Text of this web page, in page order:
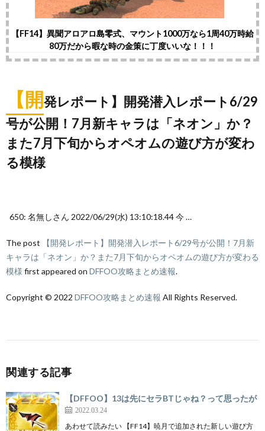
【FF14】異聞アロアロ島零式、マウント1000万なら1周40万時給
80万だから暇な時の金策に丁度いいな！！！
【開発レポート】開発潜入レポート6/29
号が公開！7月新キャラは「ネオン」か？
また7月下旬からオペオムの遊び方が変わ
る模様
650: 名無しさん 2022/06/29(水) 13:10:18.44 今 …
The post
【開発レポート】開発潜入レポート6/29号が公開！7月新
キャラは「ネオン」か？また7月下旬からオペオムの遊び方が変わる
模様 first appeared on DFFOO攻略まとめ速報.
Copyright © 2022 DFFOO攻略まとめ速報 All Rights Reserved.
関連する記事
【DFFOO】13は先にセラBTじゃね？って思ったが
2022.03.24
あわせて読みたい 【FF14】暁月で追加された新しい遊び方